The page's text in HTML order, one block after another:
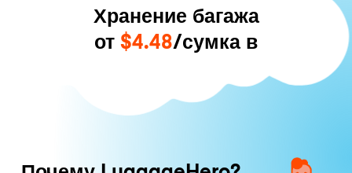
Хранение багажа
от $4.48/сумка в